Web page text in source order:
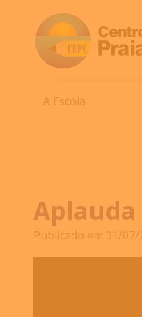
A Escola
Publicado em 31/07/